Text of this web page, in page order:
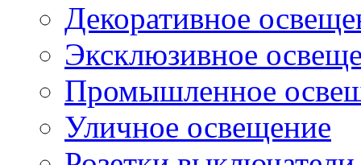
Декоративное
Эксклюзивное
Промышленное
Уличное освещение